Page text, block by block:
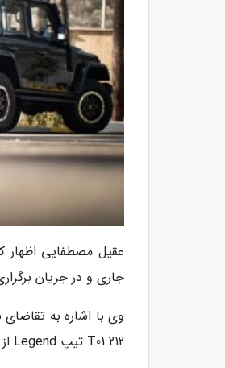
جاری و در جریان
وی با اشاره به
212 T01 تیپ Legend از روز شنبه 2 اسفندماه 1404 شروع و تا اطلاع ثانوی ادامه خواهد داشت.